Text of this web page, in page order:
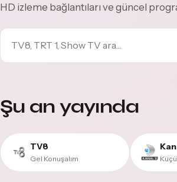
HD izleme bağlantıları ve güncel
Şu an yayında
TV8
Gel Konuşalım